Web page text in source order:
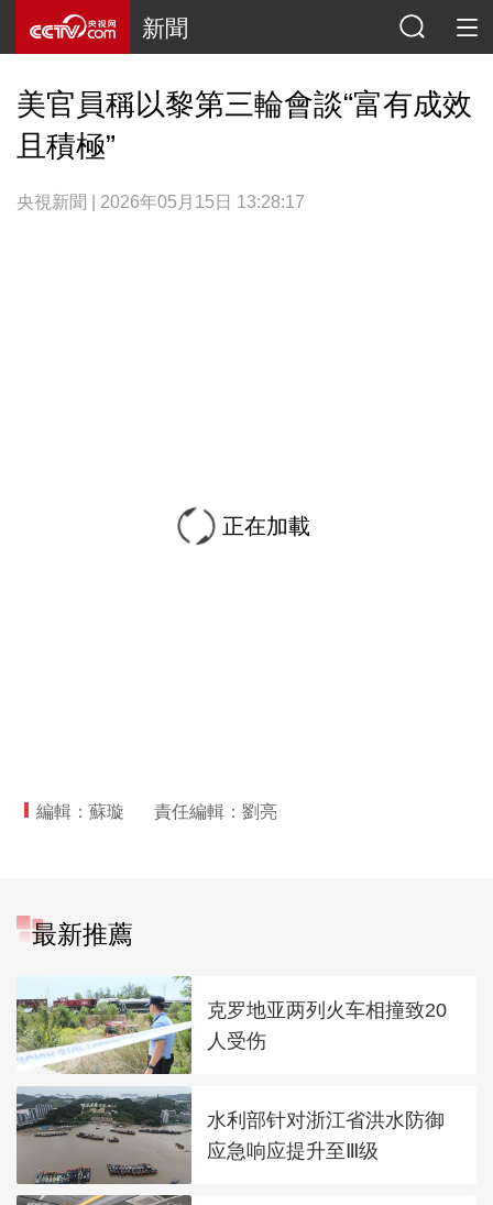
新聞
美官員稱以黎第三輪會談“富有成效
且積極”
央視新聞 | 2026年05月15日 13:28:17
正在加載
編輯：蘇璇 責任編輯：劉亮
最新推薦
克罗地亚两列火车相撞致20
人受伤
水利部针对浙江省洪水防御
应急响应提升至Ⅲ级